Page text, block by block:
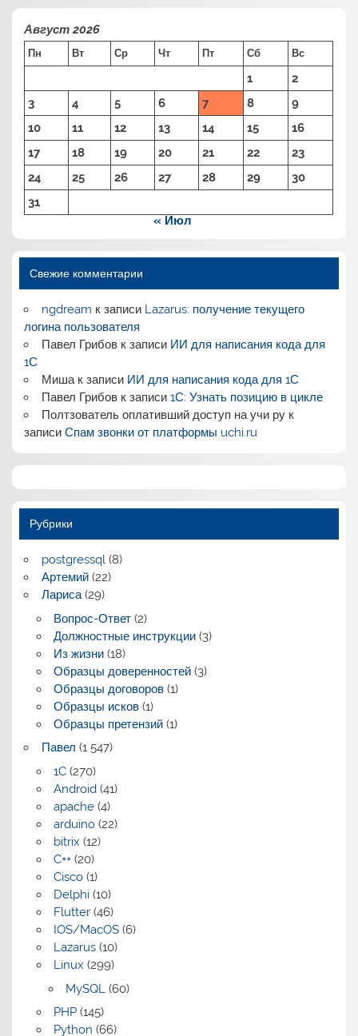
Август 2026
Пн Вт Ср Чт Пт Сб Вс
1
2
3
4 5 6 7 8
9
10
11 12 13 14 15
16
17
18 19 20 21 22
23
24
25 26 27 28 29
30
31
« Июл
Свежие комментарии
ngdream к записи Lazarus: получение текущего
логина пользователя
Павел Грибовк записи ИИ для написания кода для
1С
Мишак записи ИИ для написания кода для 1С
Павел Грибовк записи 1С: Узнать позицию в цикле
Полтзователь оплативший доступ на учи рук
записиСпам звонки от платформы uchi.ru
Рубрики
postgressql(8)
Артемий(22)
Лариса(29)
Вопрос-Ответ(2)
Должностные инструкции(3)
Из жизни(18)
Образцы доверенностей(3)
Образцы договоров(1)
Образцы исков(1)
Образцы претензий(1)
Павел (1 547)
1C(270)
Android(41)
apache(4)
arduino(22)
bitrix (12)
C++(20)
Cisco(1)
Delphi(10)
Flutter(46)
IOS/MacOS(6)
Lazarus(10)
Linux (299)
MySQL (60)
PHP(145)
Python (66)